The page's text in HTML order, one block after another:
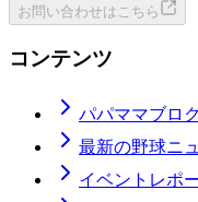
お問い合わせはこちら
コンテンツ
パパママブロ
最新の野球ニ
イベントレポ